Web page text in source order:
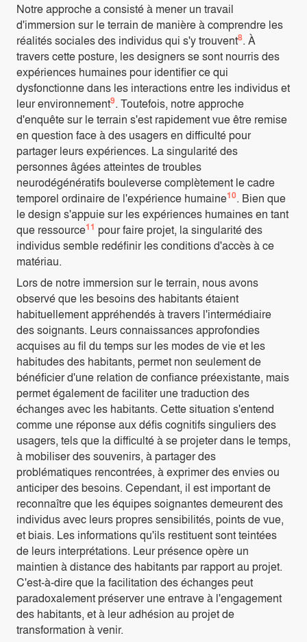
Notre approche a consisté à mener un travail
d'immersion sur le terrain de manière à comprendre les
réalités sociales des individus qui s'y trouvent8. À
travers cette posture, les designers se sont nourris des
expériences humaines pour identifier ce qui
dysfonctionne dans les interactions entre les individus et
leur environnement9. Toutefois, notre approche
d'enquête sur le terrain s'est rapidement vue être remise
en question face à des usagers en difficulté pour
partager leurs expériences. La singularité des
personnes âgées atteintes de troubles
neurodégénératifs bouleverse complètement le cadre
temporel ordinaire de l'expérience humaine10. Bien que
le design s'appuie sur les expériences humaines en tant
que ressource11 pour faire projet, la singularité des
individus semble redéfinir les conditions d'accès à ce
matériau.
Lors de notre immersion sur le terrain, nous avons
observé que les besoins des habitants étaient
habituellement appréhendés à travers l'intermédiaire
des soignants. Leurs connaissances approfondies
acquises au fil du temps sur les modes de vie et les
habitudes des habitants, permet non seulement de
bénéficier d'une relation de confiance préexistante, mais
permet également de faciliter une traduction des
échanges avec les habitants. Cette situation s'entend
comme une réponse aux défis cognitifs singuliers des
usagers, tels que la difficulté à se projeter dans le temps,
à mobiliser des souvenirs, à partager des
problématiques rencontrées, à exprimer des envies ou
anticiper des besoins. Cependant, il est important de
reconnaître que les équipes soignantes demeurent des
individus avec leurs propres sensibilités, points de vue,
et biais. Les informations qu'ils restituent sont teintées
de leurs interprétations. Leur présence opère un
maintien à distance des habitants par rapport au projet.
C'est-à-dire que la facilitation des échanges peut
paradoxalement préserver une entrave à l'engagement
des habitants, et à leur adhésion au projet de
transformation à venir.